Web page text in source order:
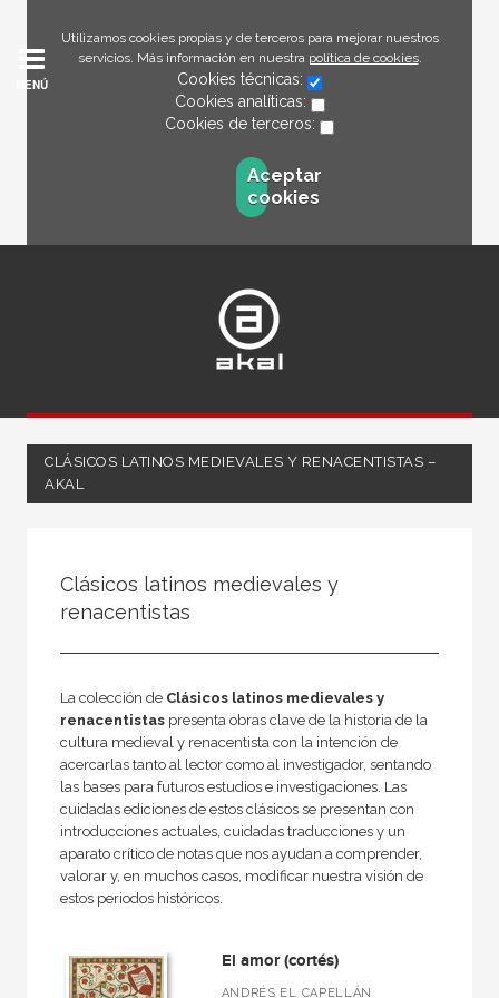
Utilizamos cookies propias y de terceros para mejorar nuestros
servicios. Más información en nuestra política de cookies.
Cookies técnicas:
Cookies analíticas:
Cookies de terceros:
Aceptar
cookies
MENÚ
CLÁSICOS LATINOS MEDIEVALES Y RENACENTISTAS –
AKAL
Ficción
MATERIAS
Literatura anglosajona
Literatura eslava
Literatura alemana
Literatura española e hispanoamericana
Literatura francesa
Clásicos latinos medievales y
renacentistas
La colección de Clásicos latinos medievales y
renacentistas presenta obras clave de la historia de la
cultura medieval y renacentista con la intención de
acercarlas tanto al lector como al investigador, sentando
las bases para futuros estudios e investigaciones. Las
cuidadas ediciones de estos clásicos se presentan con
introducciones actuales, cuidadas traducciones y un
aparato crítico de notas que nos ayudan a comprender,
valorar y, en muchos casos, modificar nuestra visión de
estos periodos históricos.
El amor (cortés)
ANDRÉS EL CAPELLÁN